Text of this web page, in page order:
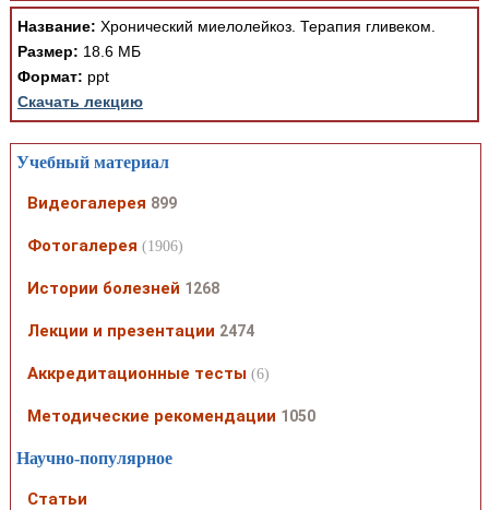
Название: Хронический миелолейкоз. Терапия гливеком.
Размер: 18.6 МБ
Формат: ppt
Скачать лекцию
Учебный материал
Видеогалерея 899
Фотогалерея (1906)
Истории болезней 1268
Лекции и презентации 2474
Аккредитационные тесты (6)
Методические рекомендации 1050
Научно-популярное
Статьи